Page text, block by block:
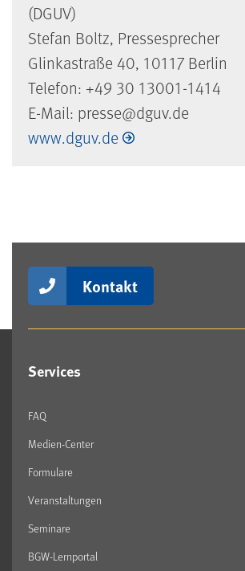
(DGUV)
Stefan Boltz, Pressesprecher
Glinkastraße 40, 10117 Berlin
Telefon: +49 30 13001-1414
E-Mail: presse@dguv.de
www.dguv.de
Kontakt
Services
FAQ
Medien-Center
Formulare
Veranstaltungen
Seminare
BGW-Lernportal